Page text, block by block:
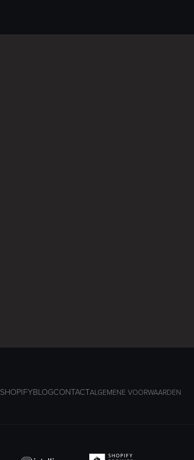
SHOPIFYBLOGCONTACTALGEMENE VOORWAARDEN